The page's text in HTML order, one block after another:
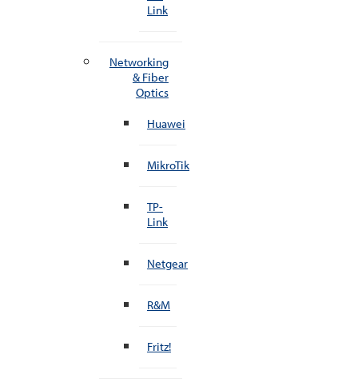
Link
Networking
& Fiber
Optics
Huawei
MikroTik
TP-
Link
Netgear
R&M
Fritz!